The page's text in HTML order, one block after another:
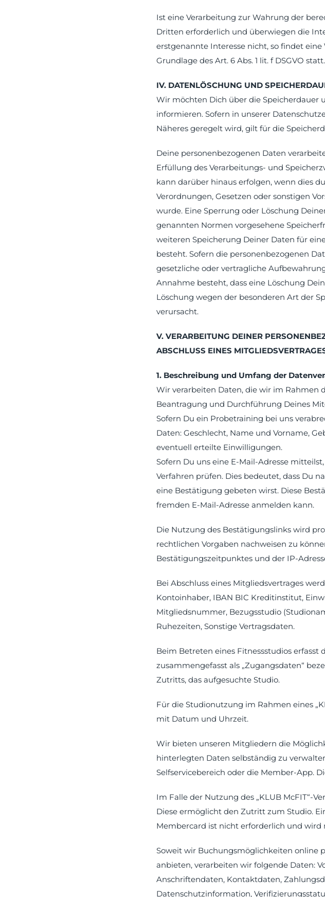
Ist eine Verarbeitung zur Wahrung der
Dritten erforderlich und überwiegen die
erstgenannte Interesse nicht, so findet
Grundlage des Art. 6 Abs. 1 lit. f DSGVO statt.
IV. DATENLÖSCHUNG UND
Wir möchten Dich über die Speicherdauer
informieren. Sofern in unserer
Näheres geregelt wird, gilt für die
Deine personenbezogenen Daten
Erfüllung des Verarbeitungs- und
kann darüber hinaus erfolgen, wenn dies
Verordnungen, Gesetzen oder sonstigen
wurde. Eine Sperrung oder Löschung
genannten Normen vorgesehene
weiteren Speicherung Deiner Daten für
besteht. Sofern die personenbezogenen
gesetzliche oder vertragliche
Annahme besteht, dass eine Löschung
Löschung wegen der besonderen Art der
verursacht.
V. VERARBEITUNG DEINER
ABSCHLUSS EINES
1. Beschreibung und Umfang der
Wir verarbeiten Daten, die wir im Rahmen
Beantragung und Durchführung Deines
Sofern Du ein Probetraining bei uns
Daten: Geschlecht, Name und Vorname,
eventuell erteilte Einwilligungen.
Sofern Du uns eine E-Mail-Adresse
Verfahren prüfen. Dies bedeutet, dass Du
eine Bestätigung gebeten wirst. Diese
fremden E-Mail-Adresse anmelden kann.
Die Nutzung des Bestätigungslinks wird
rechtlichen Vorgaben nachweisen zu
Bestätigungszeitpunktes und der IP-
Bei Abschluss eines Mitgliedsvertrages
Kontoinhaber, IBAN BIC Kreditinstitut,
Mitgliedsnummer, Bezugsstudio
Ruhezeiten, Sonstige Vertragsdaten.
Beim Betreten eines Fitnessstudios erfasst
zusammengefasst als „Zugangsdaten“
Zutritts, das aufgesuchte Studio.
Für die Studionutzung im Rahmen eines
mit Datum und Uhrzeit.
Wir bieten unseren Mitgliedern die
hinterlegten Daten selbständig zu
Selfservicebereich oder die Member-App.
Im Falle der Nutzung des „KLUB McFIT“-
Diese ermöglicht den Zutritt zum Studio.
Membercard ist nicht erforderlich und
Soweit wir Buchungsmöglichkeiten online
anbieten, verarbeiten wir folgende Daten:
Anschriftendaten, Kontaktdaten,
Datenschutzinformation,